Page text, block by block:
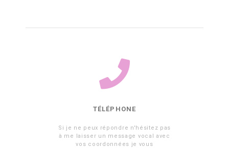
TÉLÉPHONE
Si je ne peux répondre n'hésitez pas
à me laisser un message vocal avec
vos coordonnées je vous